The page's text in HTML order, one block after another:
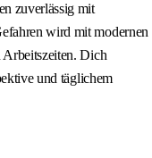
zuverlässig mit
wird mit modernen
Arbeitszeiten. Dich
und täglichem